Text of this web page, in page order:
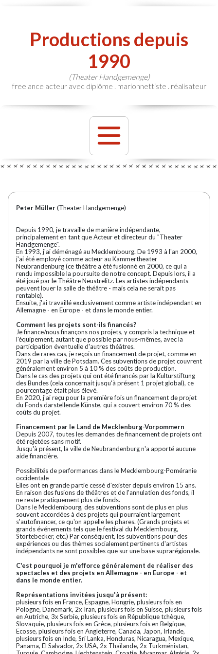
Productions depuis
1990
(Theater Handgemenge)
freelance acteur avec diplôme . marionnettiste . réalisateur
Peter Müller(Theater Handgemenge)
Depuis 1990, je travaille de manière indépendante,
principalement en tant que Acteur et directeur du "Theater
Handgemenge".
En 1993, j'ai déménagé au Mecklembourg. De 1993 à l'an 2000,
j'ai été employé comme acteur au Kammertheater
Neubrandenburg (ce théâtre a été fusionné en 2000, ce qui a
rendu impossible la poursuite de notre concept. Depuis lors, il a
été joué par le Théâtre Neustrelitz. Les artistes indépendants
peuvent louer la salle de théâtre - mais cela ne serait pas
rentable).
Ensuite, j'ai travaillé exclusivement comme artiste indépendant en
Allemagne - en Europe - et dans le monde entier.
Comment les projets sont-ils financés?
Je finance/nous finançons nos projets, y compris la technique et
l'équipement, autant que possible par nous-mêmes, avec la
participation éventuelle d'autres théâtres.
Dans de rares cas, je reçois un financement de projet, comme en
2019 par la ville de Potsdam. Ces subventions de projet couvrent
généralement environ 5 à 10 % des coûts de production.
Dans le cas des projets qui ont été financés par la Kulturstiftung
des Bundes (cela concernait jusqu'à présent 1 projet global), ce
pourcentage était plus élevé.
En 2020, j'ai reçu pour la première fois un financement de projet
du Fonds darstellende Künste, qui a couvert environ 70 % des
coûts du projet.
Financement par le Land de Mecklenburg-Vorpommern
Depuis 2007, toutes les demandes de financement de projets ont
été rejetées sans motif.
Jusqu'à présent, la ville de Neubrandenburg n'a apporté aucune
aide financière.
Possibilités de performances dans le Mecklembourg-Poméranie
occidentale
Elles ont en grande partie cessé d'exister depuis environ 15 ans.
En raison des fusions de théâtres et de l'annulation des fonds, il
ne reste pratiquement plus de fonds.
Dans le Mecklembourg, des subventions sont de plus en plus
souvent accordées à des projets qui pourraient largement
s'autofinancer, ce qu'on appelle les phares. (Grands projets et
grands événements tels que le festival du Mecklembourg,
Störtebecker, etc.) Par conséquent, les subventions pour des
expériences ou des thèmes socialement pertinents d'artistes
indépendants ne sont possibles que sur une base suprarégionale.
C'est pourquoi je m'efforce généralement de réaliser des
spectacles et des projets en Allemagne - en Europe - et
dans le monde entier.
Représentations invitées jusqu'à présent:
plusieurs fois en France, Espagne, Hongrie, plusieurs fois en
Pologne, Danemark, 2x Iran, plusieurs fois en Suisse, plusieurs fois
en Autriche, 3x Serbie, plusieurs fois en République tchèque,
Slovaquie, plusieurs fois en Grèce, plusieurs fois en Belgique,
Ecosse, plusieurs fois en Angleterre, Canada, Japon, Irlande,
plusieurs fois en Inde, Sri Lanka, Honduras, Nicaragua, Mexique,
Panama, El Salvador, 2x USA, 2x Thaïlande, 2x Turkménistan,